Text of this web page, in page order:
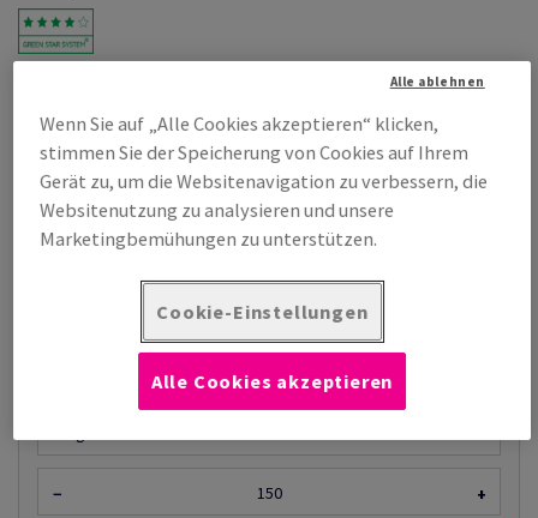
Conqueror Glatt, cream, 160g/m2,, ohne Wasserzeichen, woodfree
ECF with 15% cotton, 208µm, 720mm x 1020mm, B1+, SB, Paket zu 150
Bogen/Blatt, FSC Mix Credit
Produktinformation
Produkt weiterempfehlen
Listenpreis
Mengeneinheiten
− +
Wenn Sie auf „Alle Cookies akzeptieren“ klicken,
stimmen Sie der Speicherung von Cookies auf Ihrem
Gerät zu, um die Websitenavigation zu verbessern, die
Websitenutzung zu analysieren und unsere
Marketingbemühungen zu unterstützen.
Cookie-Einstellungen
Alle ablehnen
Alle Cookies akzeptieren